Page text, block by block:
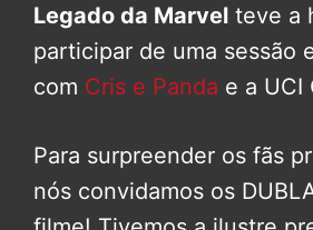
Legado da Marvel teve a
participar de uma sessão
com Cris e Panda e a UCI
Para surpreender os fãs
nós convidamos os